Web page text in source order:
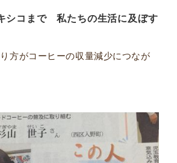
シコまで 私たちの生活に及ぼす
方がコーヒーの収量減少につなが